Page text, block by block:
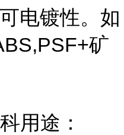
电镀性。如
矿
用途：